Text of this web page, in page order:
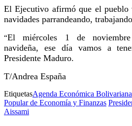
El Ejecutivo afirmó que el pueblo
navidades parrandeando,
“El miércoles 1 de
navideña, ese día vamos a
Presidente Maduro.
T/Andrea España
EtiquetasAgenda Económica Bolivariana
Popular de Economía y Finanzas
Aissami